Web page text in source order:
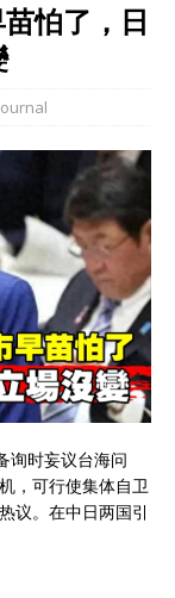
怕了，日
询时妄议台海问
，可行使集体自卫
议。在中日两国引